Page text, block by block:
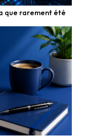
que rarement été